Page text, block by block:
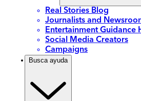
Real Stories Blog
Journalists and
Entertainment Guidance
Social Media Creators
Campaigns
Busca ayuda